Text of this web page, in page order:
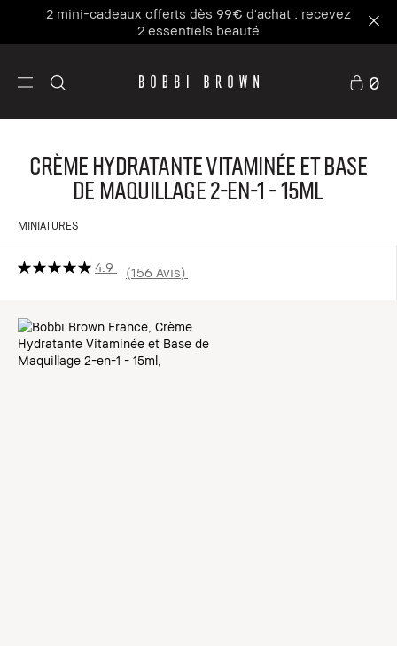
2 mini-cadeaux offerts dès 99€ d'achat : recevez
2 essentiels beauté
0
Crème Hydratante Vitaminée et Base
de Maquillage 2-en-1 - 15ml
MINIATURES
4.9 156 Avis